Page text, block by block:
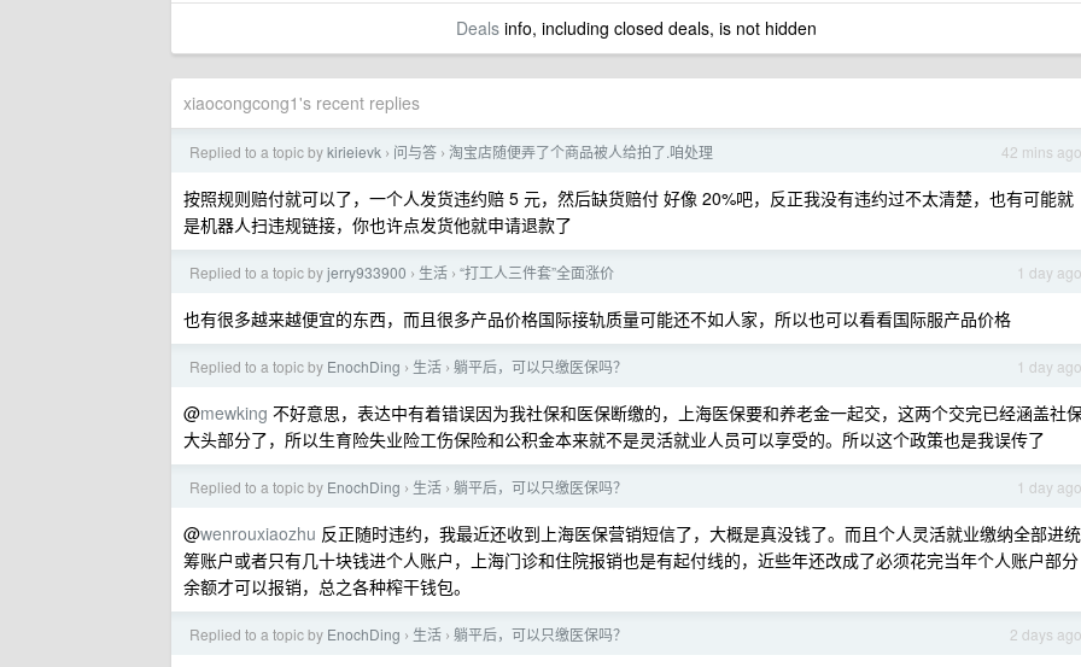
Dealsinfo, including closed deals, is not hidden
xiaocongcong1's recent replies
42 mins ago
Replied to a topic bykirieievk › 问与答 › 淘宝店随便弄了个商品被人给拍了.咱处理
按照规则赔付就可以了，一个人发货违约赔 5 元，然后缺货赔付 好像 20%吧，反正我没有违约过不太清楚，也有可能就
是机器人扫违规链接，你也许点发货他就申请退款了
1 day ago
Replied to a topic byjerry933900 › 生活 › “打工人三件套”全面涨价
也有很多越来越便宜的东西，而且很多产品价格国际接轨质量可能还不如人家，所以也可以看看国际服产品价格
1 day ago
Replied to a topic by EnochDing › 生活 › 躺平后，可以只缴医保吗？
@mewking 不好意思，表达中有着错误因为我社保和医保断缴的，上海医保要和养老金一起交，这两个交完已经涵盖社
大头部分了，所以生育险失业险工伤保险和公积金本来就不是灵活就业人员可以享受的。所以这个政策也是我误传了
1 day ago
Replied to a topic by EnochDing › 生活 › 躺平后，可以只缴医保吗？
@wenrouxiaozhu 反正随时违约，我最近还收到上海医保营销短信了，大概是真没钱了。而且个人灵活就业缴纳全部进统
筹账户或者只有几十块钱进个人账户，上海门诊和住院报销也是有起付线的，近些年还改成了必须花完当年个人账户部分
余额才可以报销，总之各种榨干钱包。
2 days ago
Replied to a topic by EnochDing › 生活 › 躺平后，可以只缴医保吗？